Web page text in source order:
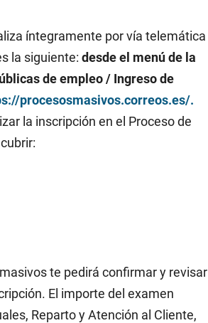
íntegramente por vía telemática
la siguiente: desde el menú de la
de empleo / Ingreso de
procesosmasivos.correos.es/.
la inscripción en el Proceso de
te pedirá confirmar y revisar
El importe del examen
Reparto y Atención al Cliente,